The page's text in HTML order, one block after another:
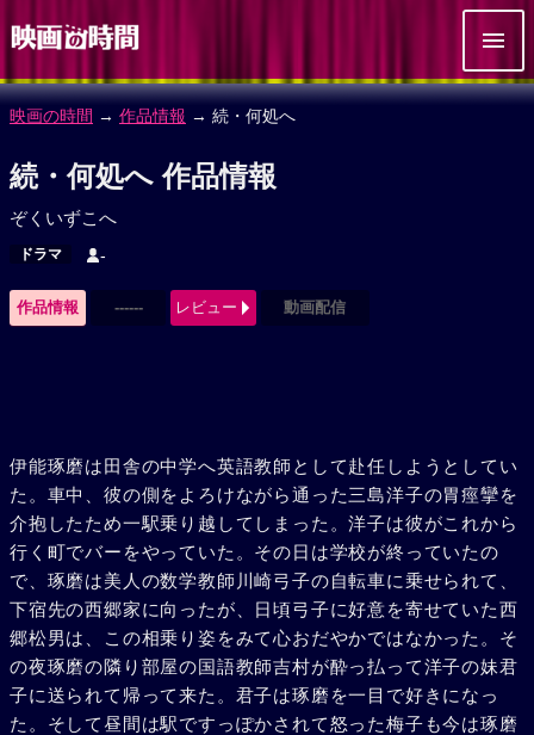
映画の時間 → 作品情報 → 続・何処へ
続・何処へ 作品情報
ぞくいずこへ
ドラマ -
作品情報 ------ レビュー 動画配信
伊能琢磨は田舎の中学へ英語教師として赴任しようとしてい
た。車中、彼の側をよろけながら通った三島洋子の胃痙攣を
介抱したため一駅乗り越してしまった。洋子は彼がこれから
行く町でバーをやっていた。その日は学校が終っていたの
で、琢磨は美人の数学教師川崎弓子の自転車に乗せられて、
下宿先の西郷家に向ったが、日頃弓子に好意を寄せていた西
郷松男は、この相乗り姿をみて心おだやかではなかった。そ
の夜琢磨の隣り部屋の国語教師吉村が酔っ払って洋子の妹君
子に送られて帰って来た。君子は琢磨を一目で好きになっ
た。そして昼間は駅ですっぽかされて怒った梅子も今は琢磨